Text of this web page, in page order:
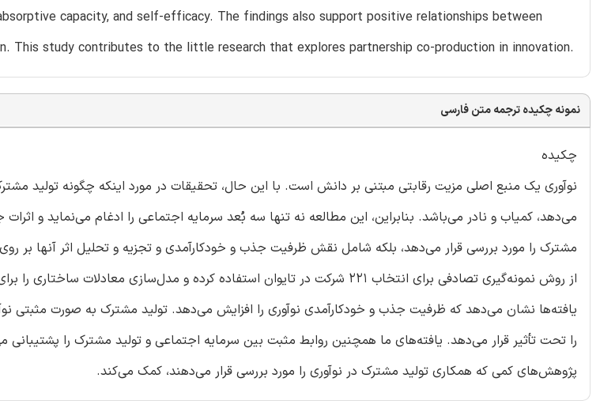
capacity, and self-efficacy. The findings also support positive relationships between
This study contributes to the little research that explores partnership co-production in innovation.
نمونه چکیده ترجمه متن فارسی
چکیده
نوآوری یک منبع اصلی مزیت رقابتی مبتنی بر دانش است. با این حال، تحقیقات در مورد اینکه چگونه تولید
می‌دهد، کمیاب و نادر می‌باشد. بنابراین، این مطالعه نه تنها سه بُعد سرمایه اجتماعی را ادغام می‌نماید و اثرات
مشترک را مورد بررسی قرار می‌دهد، بلکه شامل نقش ظرفیت جذب و خودکارآمدی و تجزیه و تحلیل اثر آنها بر
از روش نمونه‌گیری تصادفی برای انتخاب 221 شرکت در تایوان استفاده کرده و مدل‌سازی معادلات
یافته‌ها نشان می‌دهد که ظرفیت جذب و خودکارآمدی نوآوری را افزایش می‌دهد. تولید مشترک به صورت مثبتی
را تحت تأثیر قرار می‌دهد. یافته‌های ما همچنین روابط مثبت بین سرمایه اجتماعی و تولید مشترک را پشتیبانی
پژوهش‌های کمی که همکاری تولید مشترک در نوآوری را مورد بررسی قرار می‌دهند، کمک می‌کند.